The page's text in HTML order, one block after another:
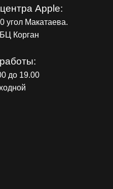
Apple:
угол Макатаева.
Корган
до 19.00